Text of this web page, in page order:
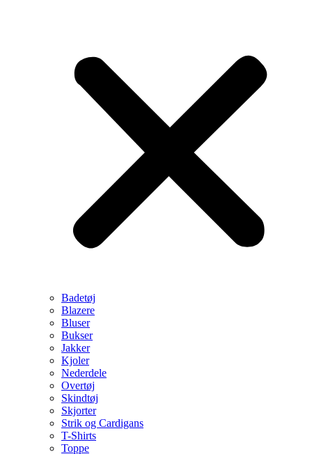
Badetøj
Blazere
Bluser
Bukser
Jakker
Kjoler
Nederdele
Overtøj
Skindtøj
Skjorter
Strik og Cardigans
T-Shirts
Toppe